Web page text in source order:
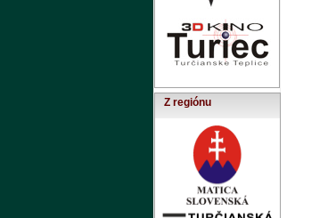
Z regiónu